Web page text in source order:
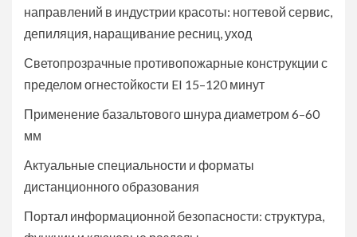
направлений в индустрии красоты: ногтевой сервис,
депиляция, наращивание ресниц, уход
Светопрозрачные противопожарные конструкции с
пределом огнестойкости EI 15–120 минут
Применение базальтового шнура диаметром 6–60
мм
Актуальные специальности и форматы
дистанционного образования
Портал информационной безопасности: структура,